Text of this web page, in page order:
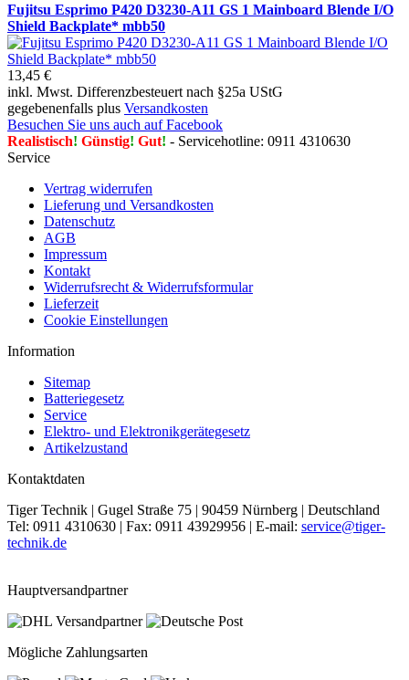
Fujitsu Esprimo P420 D3230-A11 GS 1 Mainboard Blende I/O
Shield Backplate* mbb50
13,45 €
inkl. Mwst. Differenzbesteuert nach §25a UStG
gegebenenfalls plus Versandkosten
Besuchen Sie uns auch auf Facebook
Realistisch! Günstig! Gut! - Servicehotline: 0911 4310630
Service
Vertrag widerrufen
Lieferung und Versandkosten
Datenschutz
AGB
Impressum
Kontakt
Widerrufsrecht & Widerrufsformular
Lieferzeit
Cookie Einstellungen
Information
Sitemap
Batteriegesetz
Service
Elektro- und Elektronikgerätegesetz
Artikelzustand
Kontaktdaten
Tiger Technik | Gugel Straße 75 | 90459 Nürnberg | Deutschland
Tel: 0911 4310630 | Fax: 0911 43929956 | E-mail: service@tiger-
technik.de
Hauptversandpartner
Mögliche Zahlungsarten